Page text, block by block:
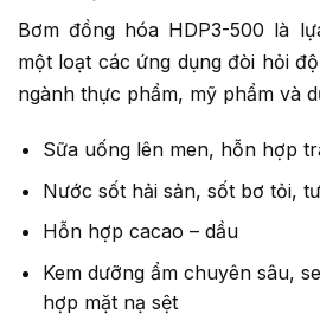
Bơm đồng hóa HDP3-500 là
một loạt các ứng dụng đòi hỏi
ngành thực phẩm, mỹ phẩm và
Sữa uống lên men, hỗn hợp
Nước sốt hải sản, sốt bơ tỏi,
Hỗn hợp cacao – dầu
Kem dưỡng ẩm chuyên sâu,
hợp mặt nạ sệt